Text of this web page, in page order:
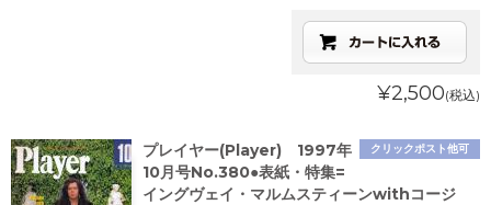
¥2,500(税込)
クリックポスト他可
プレイヤー(Player) 1997年
10月号No.380●表紙・特集=
イングヴェイ・マルムスティーンwithコージ